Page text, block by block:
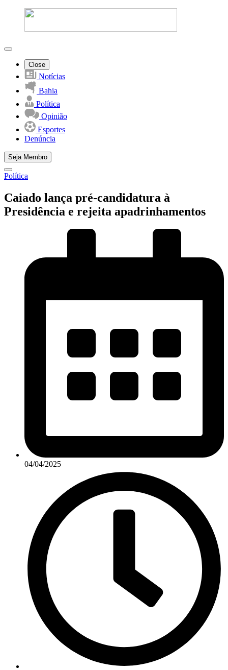
Close
Notícias
Bahia
Política
Opinião
Esportes
Denúncia
Seja Membro
Política
Caiado lança pré-candidatura à
Presidência e rejeita apadrinhamentos
04/04/2025